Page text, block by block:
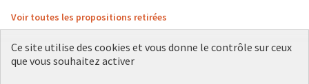
Voir toutes les propositions retirées
Ce site utilise des cookies et vous donne le contrôle sur ceux
que vous souhaitez activer